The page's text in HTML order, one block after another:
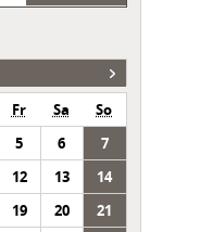
Fr Sa
So
5 6
7
12 13
14
19 20
21